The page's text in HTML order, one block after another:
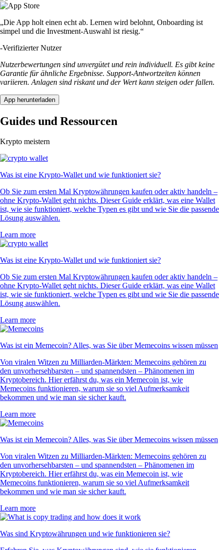
„Die App holt einen echt ab. Lernen wird belohnt, Onboarding ist
simpel und die Investment-Auswahl ist riesig.“
-Verifizierter Nutzer
Nutzerbewertungen sind unvergütet und rein individuell. Es gibt keine
Garantie für ähnliche Ergebnisse. Support-Antwortzeiten können
variieren. Anlagen sind riskant und der Wert kann steigen oder fallen.
App herunterladen
Guides und Ressourcen
Krypto meistern
Was ist eine Krypto-Wallet und wie funktioniert sie?
Ob Sie zum ersten Mal Kryptowährungen kaufen oder aktiv handeln –
ohne Krypto-Wallet geht nichts. Dieser Guide erklärt, was eine Wallet
ist, wie sie funktioniert, welche Typen es gibt und wie Sie die passende
Lösung auswählen.
Learn more
Was ist eine Krypto-Wallet und wie funktioniert sie?
Ob Sie zum ersten Mal Kryptowährungen kaufen oder aktiv handeln –
ohne Krypto-Wallet geht nichts. Dieser Guide erklärt, was eine Wallet
ist, wie sie funktioniert, welche Typen es gibt und wie Sie die passende
Lösung auswählen.
Learn more
Was ist ein Memecoin? Alles, was Sie über Memecoins wissen müssen
Von viralen Witzen zu Milliarden-Märkten: Memecoins gehören zu
den unvorhersehbarsten – und spannendsten – Phänomenen im
Kryptobereich. Hier erfährst du, was ein Memecoin ist, wie
Memecoins funktionieren, warum sie so viel Aufmerksamkeit
bekommen und wie man sie sicher kauft.
Learn more
Was ist ein Memecoin? Alles, was Sie über Memecoins wissen müssen
Von viralen Witzen zu Milliarden-Märkten: Memecoins gehören zu
den unvorhersehbarsten – und spannendsten – Phänomenen im
Kryptobereich. Hier erfährst du, was ein Memecoin ist, wie
Memecoins funktionieren, warum sie so viel Aufmerksamkeit
bekommen und wie man sie sicher kauft.
Learn more
Was sind Kryptowährungen und wie funktionieren sie?